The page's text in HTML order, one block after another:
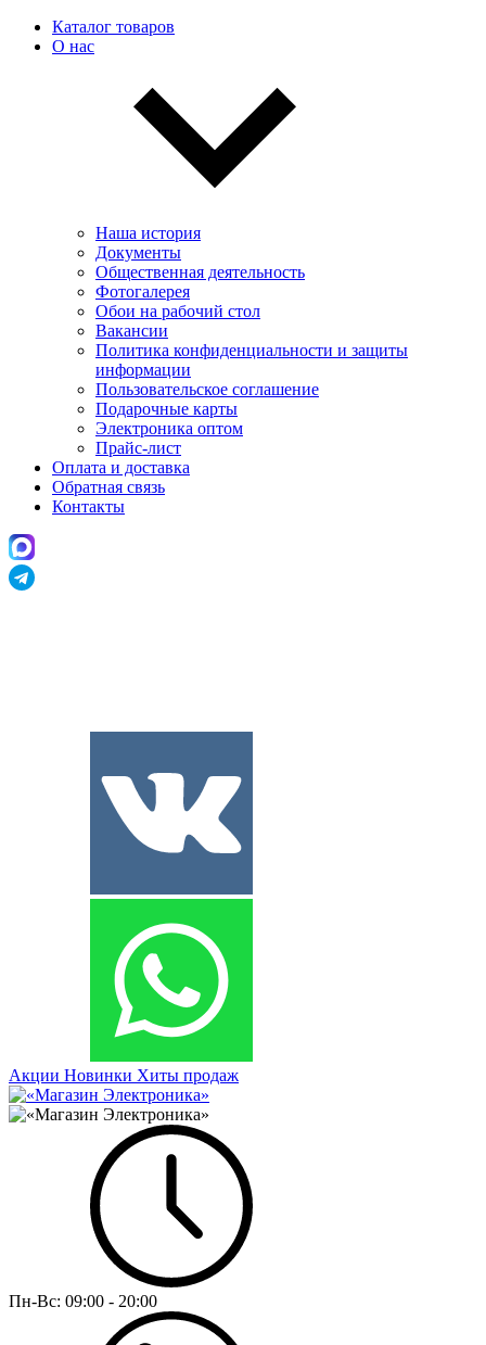
Каталог товаров
О нас
Наша история
Документы
Общественная деятельность
Фотогалерея
Обои на рабочий стол
Вакансии
Политика конфиденциальности и защиты
информации
Пользовательскоe соглашение
Подарочные карты
Электроника оптом
Прайс-лист
Оплата и доставка
Обратная связь
Контакты
Акции Новинки Хиты продаж
Пн-Вс: 09:00 - 20:00